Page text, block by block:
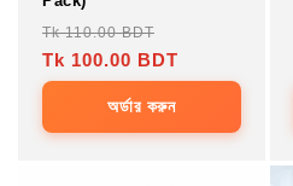
Regular
price
Tk 110.00 BDT
price
Tk 100.00 BDT
অর্ডার করুন